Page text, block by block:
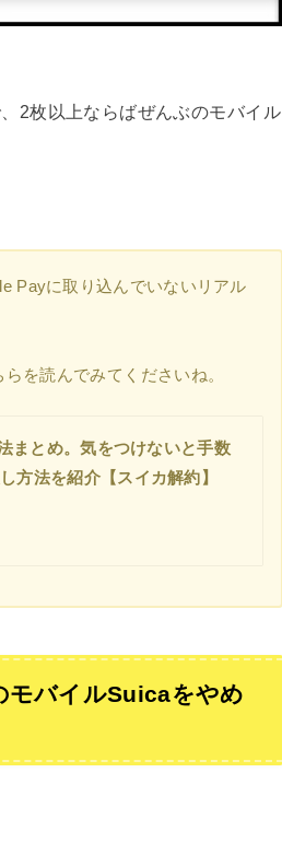
2枚以上ならばぜんぶのモバイル
Payに取り込んでいないリアル
を読んでみてくださいね。
まとめ。気をつけないと手数
方法を紹介【スイカ解約】
モバイルSuicaをやめ